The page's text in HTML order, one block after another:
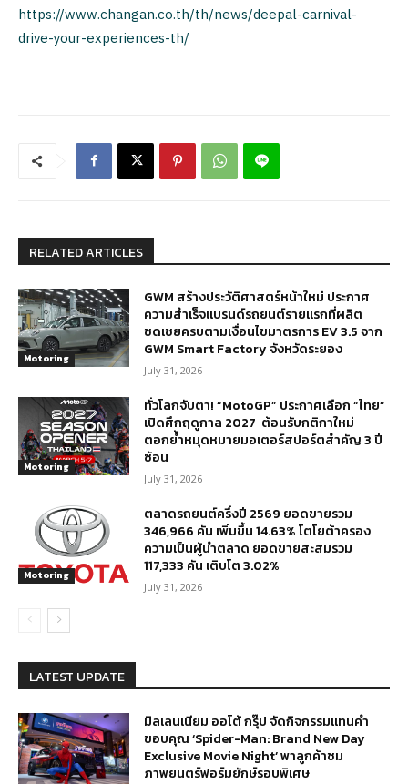
https://www.changan.co.th/th/news/deepal-carnival-
drive-your-experiences-th/
RELATED ARTICLES
Motoring
GWM สร้างประวัติศาสตร์หน้าใหม่ ประกาศ
ความสำเร็จแบรนด์รถยนต์รายแรกที่ผลิต
ชดเชยครบตามเงื่อนไขมาตรการ EV 3.5 จาก
GWM Smart Factory จังหวัดระยอง
July 31, 2026
Motoring
ทั่วโลกจับตา! “MotoGP” ประกาศเลือก “ไทย”
เปิดศึกฤดูกาล 2027 ต้อนรับกติกาใหม่
ตอกย้ำหมุดหมายมอเตอร์สปอร์ตสำคัญ 3 ปี
ซ้อน
July 31, 2026
Motoring
ตลาดรถยนต์ครึ่งปี 2569 ยอดขายรวม
346,966 คัน เพิ่มขึ้น 14.63% โตโยต้าครอง
ความเป็นผู้นำตลาด ยอดขายสะสมรวม
117,333 คัน เติบโต 3.02%
July 31, 2026
LATEST UPDATE
มิลเลนเนียม ออโต้ กรุ๊ป จัดกิจกรรมแทนคำ
ขอบคุณ ‘Spider-Man: Brand New Day
Exclusive Movie Night’ พาลูกค้าชม
ภาพยนตร์ฟอร์มยักษ์รอบพิเศษ